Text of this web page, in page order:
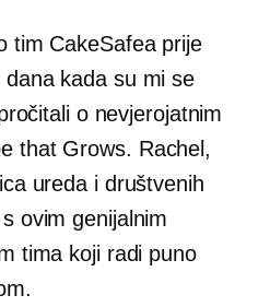
tim CakeSafea prije
kada su mi se
o nevjerojatnim
that Grows. Rachel,
ureda i društvenih
ovim genijalnim
tima koji radi puno